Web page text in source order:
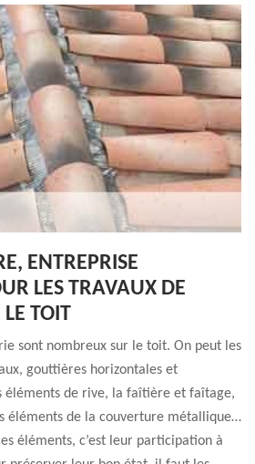
ENTREPRISE
LES TRAVAUX DE
TOIT
sont nombreux sur le toit. On peut les
gouttières horizontales et
éléments de rive, la faîtière et faîtage,
éléments de la couverture métallique…
éléments, c’est leur participation à